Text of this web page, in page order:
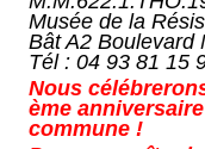
Musée de la
Bât A2 Boulevard
Tél : 04 93 81 15
Nous
ème
commune !